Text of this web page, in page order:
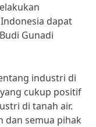
dapat
Gunadi
industri di
cukup positif
di tanah air.
dan semua pihak